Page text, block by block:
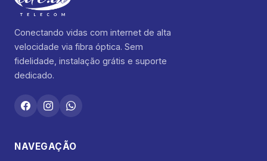
Conectando vidas com internet de alta
velocidade via fibra óptica. Sem
fidelidade, instalação grátis e suporte
dedicado.
NAVEGAÇÃO